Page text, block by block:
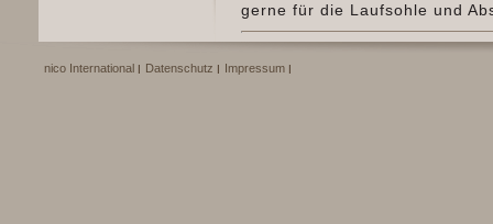
nico International Datenschutz Impressum
gerne für die Laufsohle und